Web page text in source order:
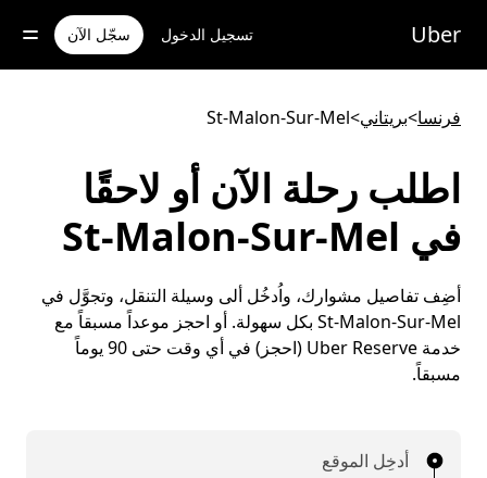
للوصول
المحتوى
Uber تسجيل الدخول سجّل الآن
فرنسا>بريتاني>
St-Malon-Sur-Mel
اطلب رحلة الآن أو لاحقًا
في St-Malon-Sur-Mel
أضِف تفاصيل مشوارك، واُدخُل ألى وسيلة التنقل، وتجوَّل في
St-Malon-Sur-Mel بكل سهولة. أو احجز موعداً مسبقاً مع
خدمة Uber Reserve (احجز) في أي وقت حتى 90 يوماً
مسبقاً.
أدخِل الموقع